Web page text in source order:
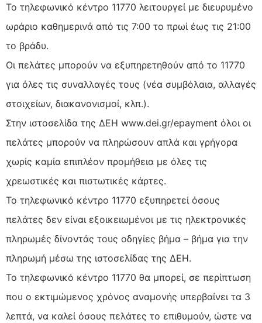
Το τηλεφωνικό κέντρο 11770 λειτουργεί με διευρυμένο
ωράριο καθημερινά από τις 7:00 το πρωί έως τις 21:00
το βράδυ.
Οι πελάτες μπορούν να εξυπηρετηθούν από το 11770
για όλες τις συναλλαγές τους (νέα συμβόλαια, αλλαγές
στοιχείων, διακανονισμοί, κλπ.).
Στην ιστοσελίδα της ΔΕΗ www.dei.gr/epayment όλοι οι
πελάτες μπορούν να πληρώσουν απλά και γρήγορα
χωρίς καμία επιπλέον προμήθεια με όλες τις
χρεωστικές και πιστωτικές κάρτες.
Το τηλεφωνικό κέντρο 11770 εξυπηρετεί όσους
πελάτες δεν είναι εξοικειωμένοι με τις ηλεκτρονικές
πληρωμές δίνοντάς τους οδηγίες βήμα – βήμα για την
πληρωμή μέσω της ιστοσελίδας της ΔΕΗ.
Το τηλεφωνικό κέντρο 11770 θα μπορεί, σε περίπτωση
που ο εκτιμώμενος χρόνος αναμονής υπερβαίνει τα 3
λεπτά, να καλεί όσους πελάτες το επιθυμούν, ώστε να